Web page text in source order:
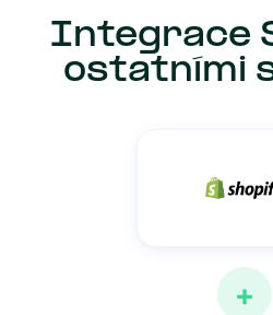
Integrace
ostatními
+